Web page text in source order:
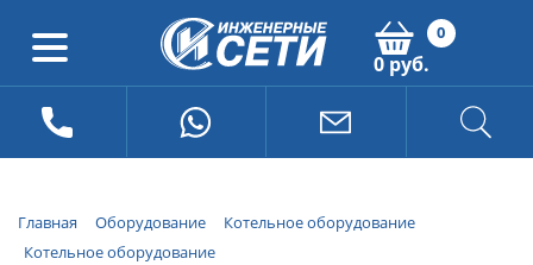
0
0 руб.
Главная Оборудование
Котельное оборудование
Котельное оборудование